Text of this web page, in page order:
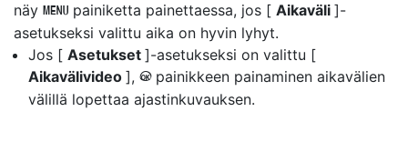
näy G painiketta painettaessa, jos [ Aikaväli ]-
asetukseksi valittu aika on hyvin lyhyt.
Jos [ Asetukset ]-asetukseksi on valittu [
Aikavälivideo ], J painikkeen painaminen aikavälien
välillä lopettaa ajastinkuvauksen.